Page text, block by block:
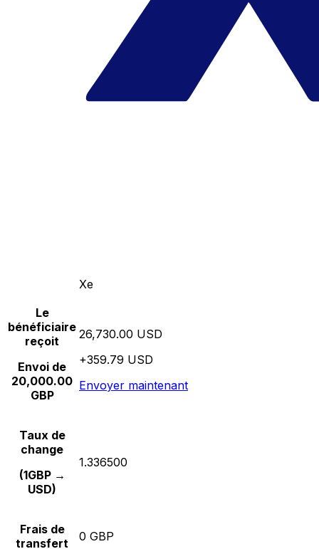
Xe
Le
bénéficiaire
reçoit
Envoi de
20,000.00
GBP
26,730.00 USD
+359.79 USD
Envoyer maintenant
Taux de
change
(1GBP →
USD)
1.336500
Frais de
transfert
0 GBP